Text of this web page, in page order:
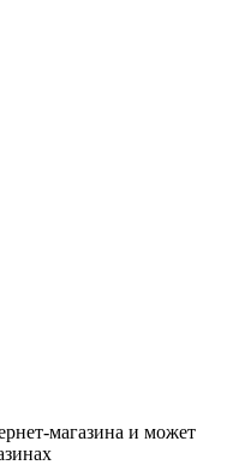
магазина и может